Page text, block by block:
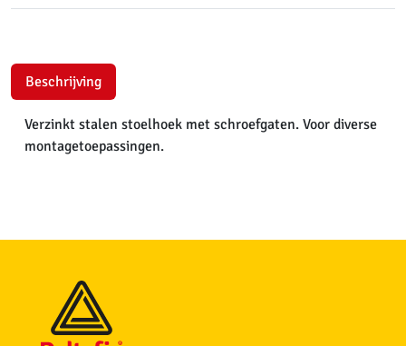
Beschrijving
Verzinkt stalen stoelhoek met schroefgaten. Voor diverse
montagetoepassingen.